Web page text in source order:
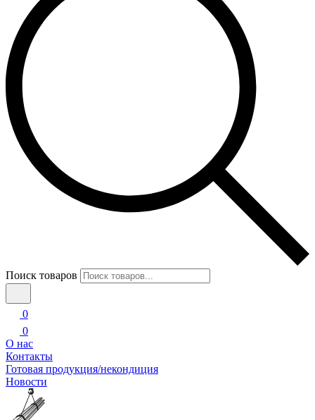
Поиск товаров
0
0
О нас
Контакты
Готовая продукция/некондиция
Новости